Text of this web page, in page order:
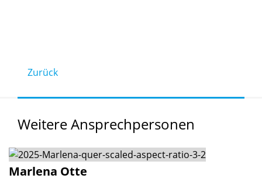
Zurück
WeitereAnsprechpersonen
Marlena Otte